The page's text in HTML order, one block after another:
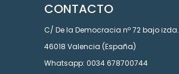
CONTACTO
C/ De la Democracia nº 72 bajo izda.
46018 Valencia (España)
Whatsapp: 0034 678700744